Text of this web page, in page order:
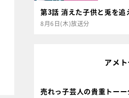
第3話 消えた子供と兎を追
8月6日(木)放送分
アメト
売れっ子芸人の貴重トー